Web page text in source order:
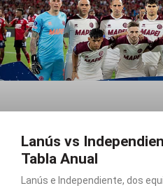
Lanús vs
Tabla Anual
Lanús e Independiente, dos